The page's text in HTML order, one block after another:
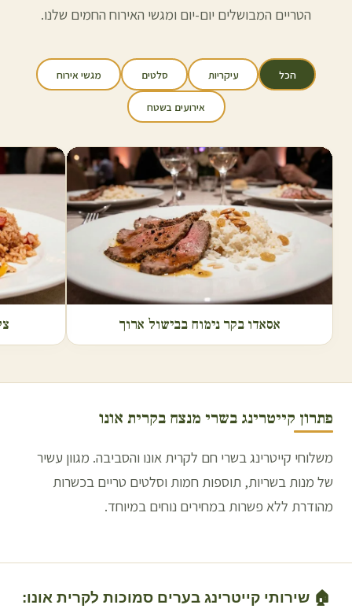
הטריים המבושלים יום-יום ומגשי האירוח החמים שלנו.
הכל עיקריות סלטים מגשי אירוח
אירועים בשטח
אסאדו בקר נימוח בבישול ארוך
פתרון קייטרינג בשרי מנצח בקרית אונו
משלוחי קייטרינג בשרי חם לקרית אונו והסביבה. מגוון עשיר
של מנות בשריות, תוספות חמות וסלטים טריים בכשרות
מהודרת ללא פשרות במחירים נוחים במיוחד.
🏠 שירותי קייטרינג בערים סמוכות לקרית אונו: